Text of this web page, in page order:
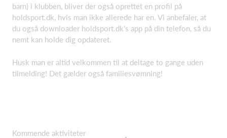
barn) i klubben, bliver der også oprettet en profil på
holdsport.dk, hvis man ikke allerede har en. Vi anbefaler, at
du også downloader holdsport.dk's app på din telefon, så du
nemt kan holde dig opdateret.
Husk man er altid velkommen til at deltage to gange uden
tilmelding! Det gælder også familiesvømning!
Kommende aktiviteter